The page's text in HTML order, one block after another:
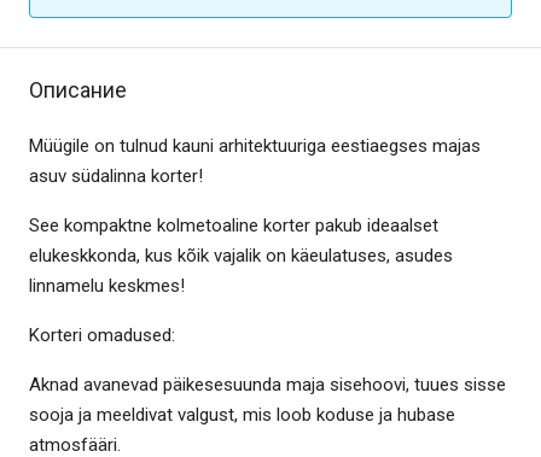
Описание
Müügile on tulnud kauni arhitektuuriga eestiaegses majas
asuv südalinna korter!
See kompaktne kolmetoaline korter pakub ideaalset
elukeskkonda, kus kõik vajalik on käeulatuses, asudes
linnamelu keskmes!
Korteri omadused:
Aknad avanevad päikesesuunda maja sisehoovi, tuues sisse
sooja ja meeldivat valgust, mis loob koduse ja hubase
atmosfääri.